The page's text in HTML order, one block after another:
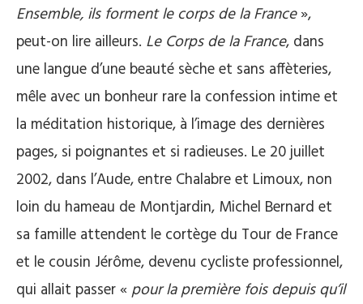
Ensemble, ils forment le corps de la France»,
peut-on lire ailleurs. Le Corps de la France, dans
une langue d’une beauté sèche et sans affèteries,
mêle avec un bonheur rare la confession intime et
la méditation historique, à l’image des dernières
pages, si poignantes et si radieuses. Le 20 juillet
2002, dans l’Aude, entre Chalabre et Limoux, non
loin du hameau de Montjardin, Michel Bernard et
sa famille attendent le cortège du Tour de France
et le cousin Jérôme, devenu cycliste professionnel,
qui allait passer «pour la première fois depuis qu’il